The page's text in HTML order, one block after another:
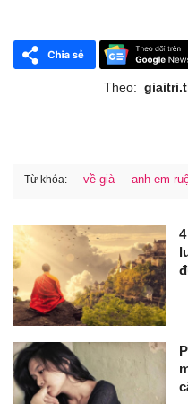
Theo:
Từ khóa: về già anh em